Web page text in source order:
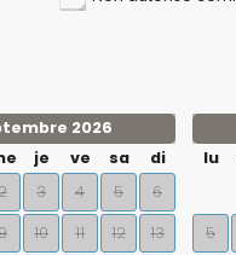
2026
je ve sa
di
3 4 5
6
10 11 12
13
lu
5